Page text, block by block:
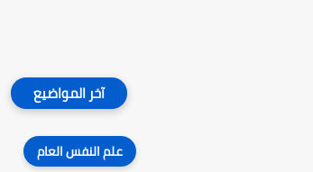
آخر المواضيع
علم النفس العام